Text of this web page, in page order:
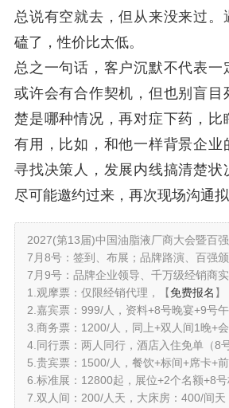
总说有空就去，但从来没来过。
磕了，性价比太低。
总之一句话，客户沉默不代表一
或许会有合作契机，但也别盲目
楚是哪种情况，再对症下药，比
有用，比如，和他一样背景企业
寻找决策人，发展内线搞清楚状
尽可能邀约过来，再次现场沟通
2027(第13届)中国油脂液厂商大会暨百
7月8号：签到、布展；品牌路演、百强颁
7月9号：品牌企业领导、千万级经销商实
1.观摩票：仅限经销代理，【免费报名 】
2.嘉宾票：999/人，资料+8号晚宴+9号午
3.商务票：1200/人，同上+双人间1晚+会
4.同行票：两人同行，酒店入住免单（8
5.贵宾票：1500/人，餐饮+标间+席卡+前
6.标准展：12800起，展位+2个名额+8号
7.双人间：200/人天，大床房：400/间天